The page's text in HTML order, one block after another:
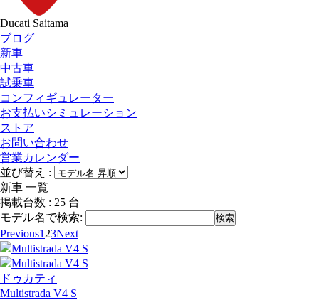
Ducati Saitama
ブログ
新車
中古車
試乗車
コンフィギュレーター
お支払いシミュレーション
ストア
お問い合わせ
営業カレンダー
並び替え :
新車 一覧
掲載台数 : 25 台
モデル名で検索:
検索
Previous1 23Next
ドゥカティ
Multistrada V4 S